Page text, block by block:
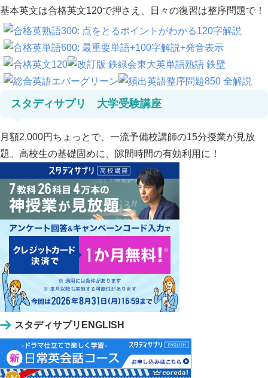
基本英文は合格英文120で押さえ、日々の復習は整序問題で！
スタディサプリ 大学受験講座
月額2,000円ちょっとで、一流予備校講師の15分授業が見放
題。高校生の基礎固めに、隙間時間の有効利用に！
スタディサプリENGLISH